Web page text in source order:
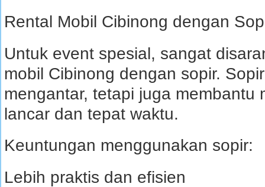
Rental Mobil Cibinong dengan
Untuk event spesial, sangat
mobil Cibinong dengan sopir.
mengantar, tetapi juga membantu
lancar dan tepat waktu.
Keuntungan menggunakan sopir:
Lebih praktis dan efisien